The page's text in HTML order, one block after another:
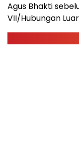
Agus Bhakti
VII/Hubungan